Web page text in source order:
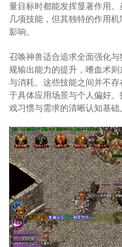
量目标时都能发挥显著作用
几项技能，但其独特的作用
影响。
召唤神兽适合追求全面强化
规输出能力的提升，嗜血术
与消耗。这些技能之间并不
于具体应用场景与个人偏好
戏习惯与需求的清晰认知基础